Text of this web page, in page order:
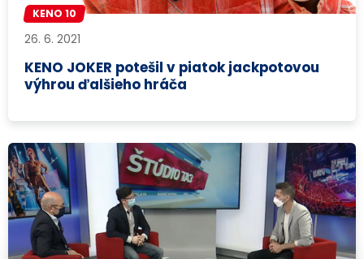
KENO 10
26. 6. 2021
KENO JOKER potešil v piatok jackpotovou
výhrou ďalšieho hráča